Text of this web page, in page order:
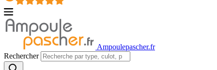
Ampoulepascher.fr
Rechercher